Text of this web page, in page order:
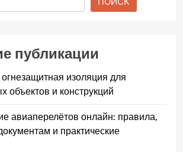
публикации
изоляция для
и конструкций
авиаперелётов онлайн: правила,
и практические